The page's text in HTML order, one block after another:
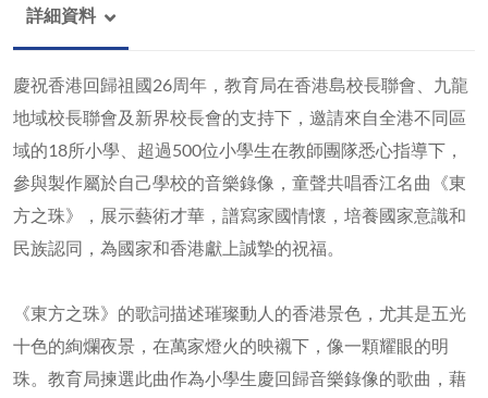
詳細資料
慶祝香港回歸祖國26周年，教育局在香港島校長聯會、九龍
地域校長聯會及新界校長會的支持下，邀請來自全港不同區
域的18所小學、超過500位小學生在教師團隊悉心指導下，
參與製作屬於自己學校的音樂錄像，童聲共唱香江名曲《東
方之珠》，展示藝術才華，譜寫家國情懷，培養國家意識和
民族認同，為國家和香港獻上誠摯的祝福。
《東方之珠》的歌詞描述璀璨動人的香港景色，尤其是五光
十色的絢爛夜景，在萬家燈火的映襯下，像一顆耀眼的明
珠。教育局揀選此曲作為小學生慶回歸音樂錄像的歌曲，藉